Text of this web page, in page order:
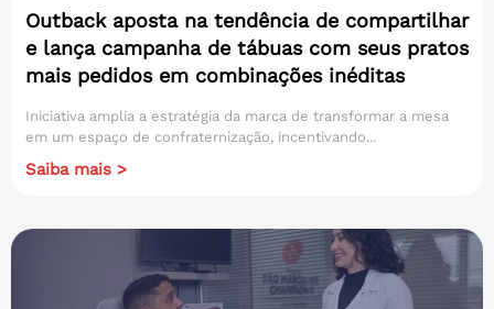
Outback aposta na tendência de compartilhar
e lança campanha de tábuas com seus pratos
mais pedidos em combinações inéditas
Iniciativa amplia a estratégia da marca de transformar a mesa
em um espaço de confraternização, incentivando...
Saiba mais >